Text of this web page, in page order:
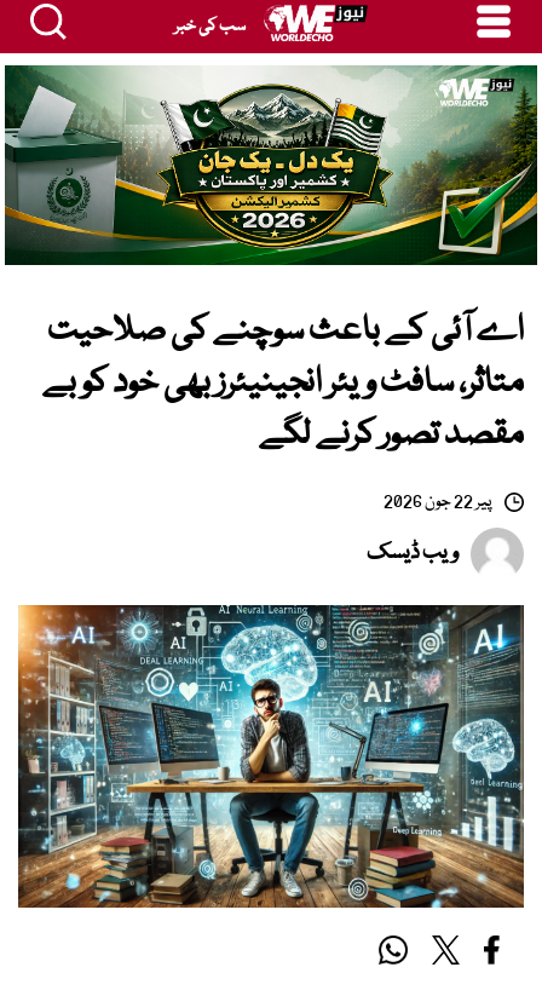
سب کی خبر
اے آئی کے باعث سوچنے کی صلاحیت
متاثر، سافٹ ویئر انجینیئرز بھی خود کو بے
مقصد تصور کرنے لگے
پیر 22 جون 2026
ویب ڈیسک